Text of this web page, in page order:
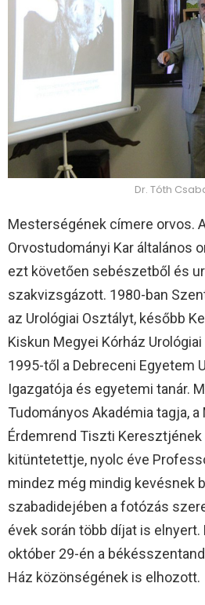
Dr. Tóth
Mesterségének címere orvos.
Orvostudományi Kar általános
ezt követően sebészetből és
szakvizsgázott. 1980-ban
az Urológiai Osztályt, később
Kiskun Megyei Kórház
1995-től a Debreceni Egyetem
Igazgatója és egyetemi tanár.
Tudományos Akadémia tagja,
Érdemrend Tiszti Keresztjének
kitüntetettje, nyolc éve
mindez még mindig kevésnek
szabadidejében a fotózás
évek során több díjat is
október 29-én a
Ház közönségének is elhozott.